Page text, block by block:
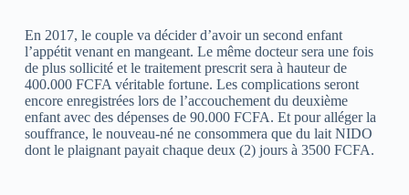
En 2017, le couple va décider d’avoir un second enfant
l’appétit venant en mangeant. Le même docteur sera une fois
de plus sollicité et le traitement prescrit sera à hauteur de
400.000 FCFA véritable fortune. Les complications seront
encore enregistrées lors de l’accouchement du deuxième
enfant avec des dépenses de 90.000 FCFA. Et pour alléger la
souffrance, le nouveau-né ne consommera que du lait NIDO
dont le plaignant payait chaque deux (2) jours à 3500 FCFA.